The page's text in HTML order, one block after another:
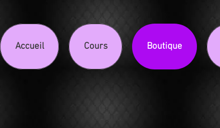
Accueil Cours Boutique